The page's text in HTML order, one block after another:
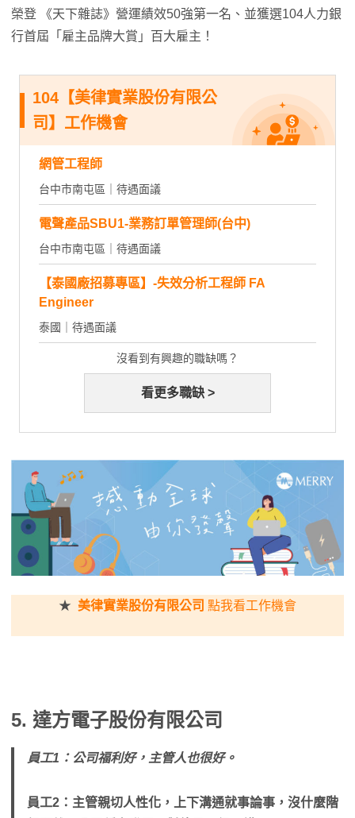
榮登 《天下雜誌》營運績效50強第一名、並獲選104人力銀
行首屆「雇主品牌大賞」百大雇主！
104【美律實業股份有限公
司】工作機會
網管工程師
台中市南屯區｜待遇面議
電聲產品SBU1-業務訂單管理師(台中)
台中市南屯區｜待遇面議
【泰國廠招募專區】-失效分析工程師 FA
Engineer
泰國｜待遇面議
沒看到有興趣的職缺嗎？
看更多職缺 >
★ 美律實業股份有限公司 點我看工作機會
5. 達方電子股份有限公司
員工1：公司福利好，主管人也很好。
員工2：主管親切人性化，上下溝通就事論事，沒什麼階